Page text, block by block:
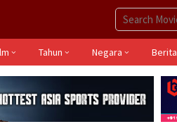
Tahun Negara Berita